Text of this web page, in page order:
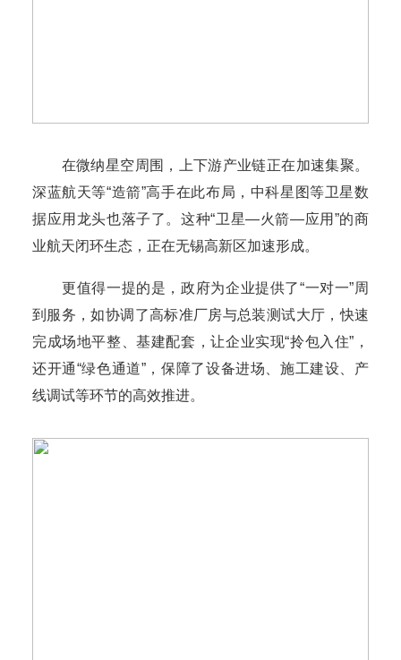
在微纳星空周围，上下游产业链正在加速集聚。
深蓝航天等“造箭”高手在此布局，中科星图等卫星数
据应用龙头也落子了。这种“卫星—火箭—应用”的商
业航天闭环生态，正在无锡高新区加速形成。
更值得一提的是，政府为企业提供了“一对一”周
到服务，如协调了高标准厂房与总装测试大厅，快速
完成场地平整、基建配套，让企业实现“拎包入住”，
还开通“绿色通道”，保障了设备进场、施工建设、产
线调试等环节的高效推进。